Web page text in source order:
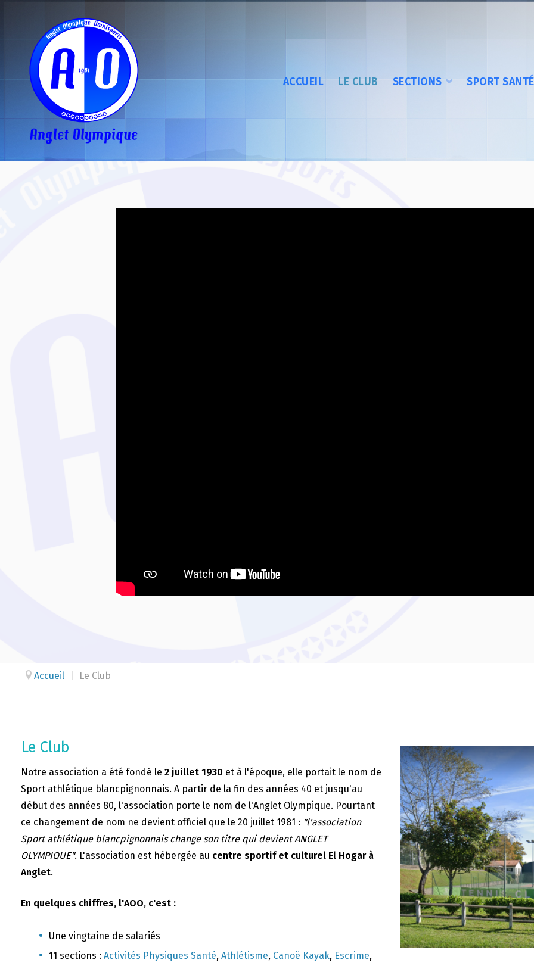
ACCUEIL LE CLUB SECTIONS SPORT SANTÉ
Accueil Le Club
Le Club
Notre association a été fondé le 2 juillet 1930 et à l'époque, elle portait le nom de
Sport athlétique blancpignonnais. A partir de la fin des années 40 et jusqu'au
début des années 80, l'association porte le nom de l'Anglet Olympique. Pourtant
ce changement de nom ne devient officiel que le 20 juillet 1981 : "l'association
Sport athlétique blancpignonnais change son titre qui devient ANGLET
OLYMPIQUE". L'association est hébergée au centre sportif et culturel El Hogar à
Anglet.
En quelques chiffres, l'AOO, c'est :
Une vingtaine de salariés
11 sections : Activités Physiques Santé, Athlétisme, Canoë Kayak, Escrime,